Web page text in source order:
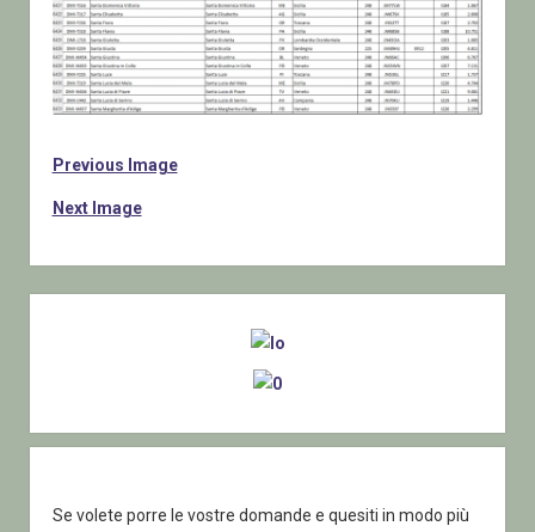
Contatto
Previous Image
Next Image
Se volete porre le vostre domande e quesiti in modo più